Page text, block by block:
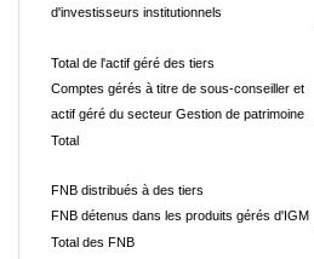
d'investisseurs institutionnels
Total de l'actif géré des tiers
Comptes gérés à titre de sous-conseiller et
actif géré du secteur Gestion de patrimoine
Total
FNB distribués à des tiers
FNB détenus dans les produits gérés d'IGM
Total des FNB